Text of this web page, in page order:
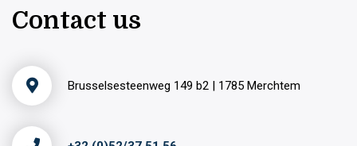
Contact us
Brusselsesteenweg 149 b2 | 1785 Merchtem